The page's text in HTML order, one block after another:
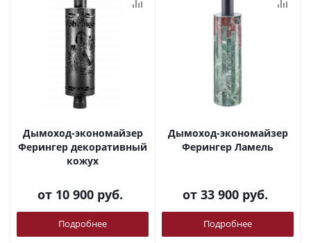
Дымоход-экономайзер
Ферингер декоративный
кожух
от 10 900 руб.
Подробнее
Дымоход-экономайзер
Ферингер Ламель
от 33 900 руб.
Подробнее